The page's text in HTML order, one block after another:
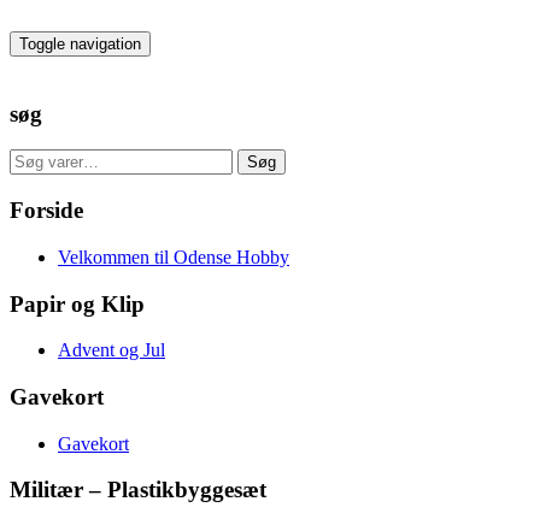
to
the
Toggle navigation
søg
Søg
efter:
Søg
Forside
Velkommen til Odense Hobby
Papir og Klip
Advent og Jul
Gavekort
Gavekort
Militær – Plastikbyggesæt